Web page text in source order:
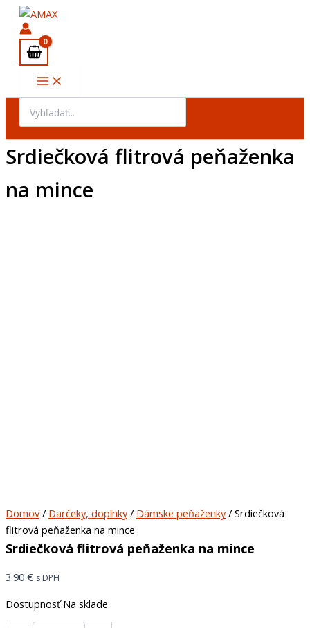
Preskočiť
obsah
for:
Srdiečková flitrová peňaženka
na mince
Domov/ Darčeky, doplnky/ Dámske peňaženky/ Srdiečková
flitrová peňaženka na mince
Srdiečková flitrová peňaženka na mince
3.90 € s DPH
Dostupnosť Na sklade
množstvo
Srdiečková
flitrová
peňaženka